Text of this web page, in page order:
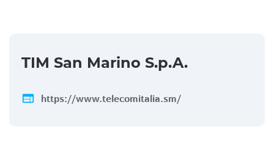
TIM San Marino S.p.A.
web https://www.telecomitalia.sm/